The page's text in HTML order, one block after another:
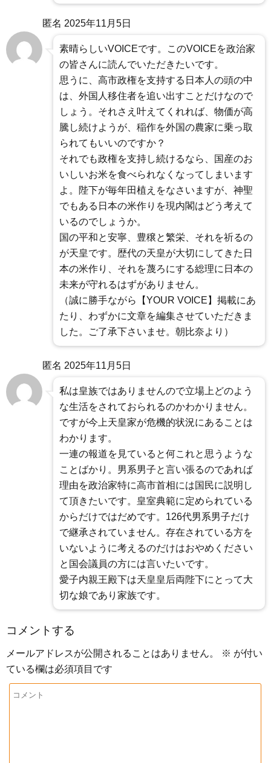
匿名 2025年11月5日
素晴らしいVOICEです。このVOICEを政治家
の皆さんに読んでいただきたいです。
思うに、高市政権を支持する日本人の頭の中
は、外国人移住者を追い出すことだけなので
しょう。それさえ叶えてくれれば、物価が高
騰し続けようが、稲作を外国の農家に乗っ取
られてもいいのですか？
それでも政権を支持し続けるなら、国産のお
いしいお米を食べられなくなってしまいます
よ。陛下が毎年田植えをなさいますが、神聖
でもある日本の米作りを現内閣はどう考えて
いるのでしょうか。
国の平和と安寧、豊穣と繁栄、それを祈るの
が天皇です。歴代の天皇が大切にしてきた日
本の米作り、それを蔑ろにする総理に日本の
未来が守れるはずがありません。
（誠に勝手ながら【YOUR VOICE】掲載にあ
たり、わずかに文章を編集させていただきま
した。ご了承下さいませ。朝比奈より）
匿名 2025年11月5日
私は皇族ではありませんので立場上どのよう
な生活をされておられるのかわかりません。
ですが今上天皇家が危機的状況にあることは
わかります。
一連の報道を見ていると何これと思うような
ことばかり。男系男子と言い張るのであれば
理由を政治家特に高市首相には国民に説明し
て頂きたいです。皇室典範に定められている
からだけではだめです。126代男系男子だけ
で継承されていません。存在されている方を
いないように考えるのだけはおやめください
と国会議員の方には言いたいです。
愛子内親王殿下は天皇皇后両陛下にとって大
切な娘であり家族です。
コメントする
メールアドレスが公開されることはありません。 ※ が付い
ている欄は必須項目です